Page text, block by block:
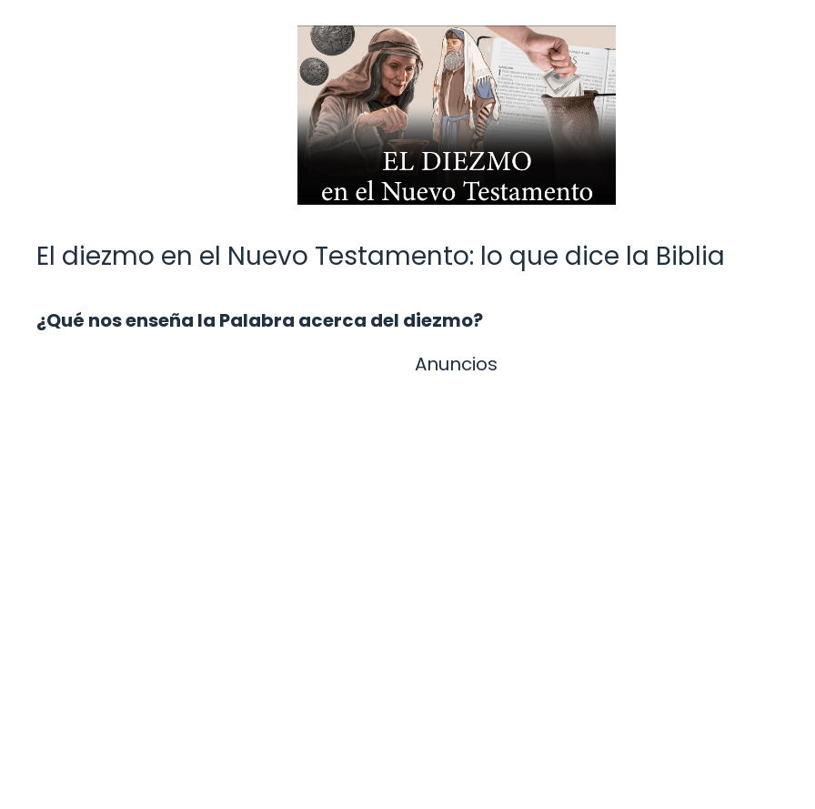
El diezmo en el Nuevo Testamento: lo que dice la Biblia
¿Qué nos enseña la Palabra acerca del diezmo?
Anuncios